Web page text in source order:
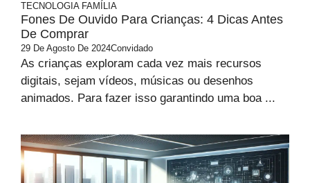
TECNOLOGIA FAMÍLIA
Fones De Ouvido Para Crianças: 4 Dicas Antes
De Comprar
29 De Agosto De 2024Convidado
As crianças exploram cada vez mais recursos
digitais, sejam vídeos, músicas ou desenhos
animados. Para fazer isso garantindo uma boa ...